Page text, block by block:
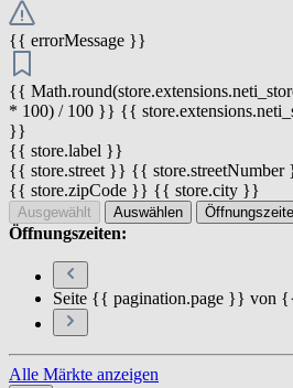
{{ errorMessage }}
{{
* 100) / 100 }} {{
}}
{{ store.label }}
{{ store.street }} {{ store.streetNumber
{{ store.zipCode }} {{ store.city }}
Ausgewählt Auswählen
Öffnungszeiten:
Seite {{ pagination.page }} von
Alle Märkte anzeigen